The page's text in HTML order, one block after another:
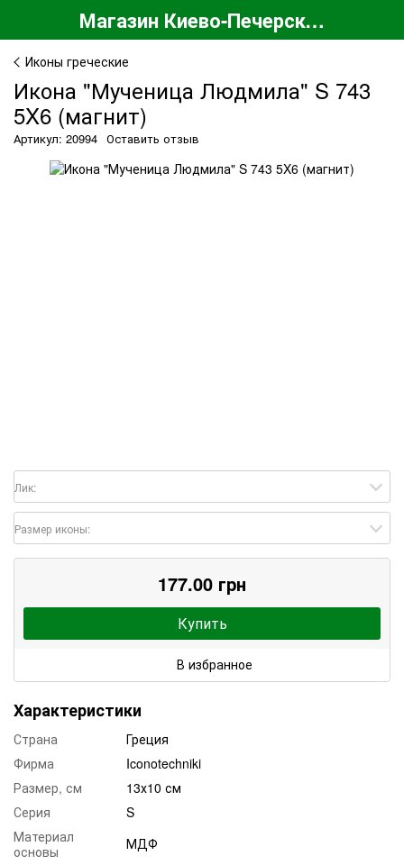
Магазин Киево-Печерской Лавры
Иконы греческие
Икона "Мученица Людмила" S 743
5X6 (магнит)
Артикул: 20994 Оставить отзыв
Лик:
Размер иконы:
177.00 грн
Купить
В избранное
Характеристики
Страна
Греция
Фирма
Iconotechniki
Размер, см
13х10 см
Серия
S
Материал
основы
МДФ